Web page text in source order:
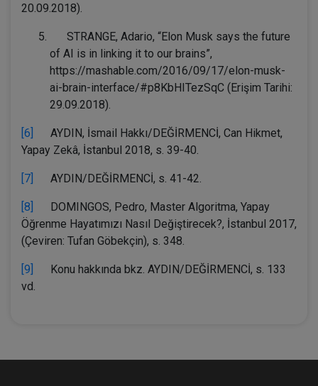
20.09.2018).
STRANGE, Adario, “Elon Musk says the future
of AI is in linking it to our brains”,
https://mashable.com/2016/09/17/elon-musk-
ai-brain-interface/#p8KbHITezSqC (Erişim Tarihi:
29.09.2018).
[6]
AYDIN, İsmail Hakkı/DEĞİRMENCİ, Can Hikmet,
Yapay Zekâ, İstanbul 2018, s. 39-40.
[7] AYDIN/DEĞİRMENCİ, s. 41-42.
[8]
DOMINGOS, Pedro, Master Algoritma, Yapay
Öğrenme Hayatımızı Nasıl Değiştirecek?, İstanbul 2017,
(Çeviren: Tufan Göbekçin), s. 348.
[9]
Konu hakkında bkz. AYDIN/DEĞİRMENCİ, s. 133
vd.